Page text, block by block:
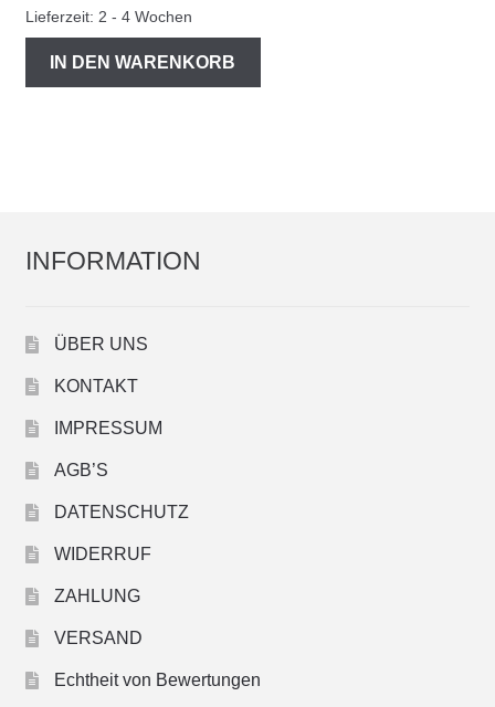
Lieferzeit: 2 - 4 Wochen
IN DEN WARENKORB
INFORMATION
ÜBER UNS
KONTAKT
IMPRESSUM
AGB’S
DATENSCHUTZ
WIDERRUF
ZAHLUNG
VERSAND
Echtheit von Bewertungen